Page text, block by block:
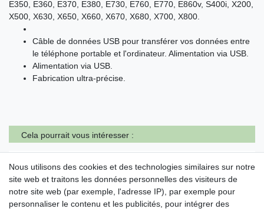
E350, E360, E370, E380, E730, E760, E770, E860v, S400i, X200,
X500, X630, X650, X660, X670, X680, X700, X800.
Câble de données USB pour transférer vos données entre
le téléphone portable et l'ordinateur. Alimentation via USB.
Alimentation via USB.
Fabrication ultra-précise.
Cela pourrait vous intéresser :
Samsung SGH-A300 A388 A400 A800 C100
C200N C210 D410 D500 D600 D710 E100 E300
E310 E330
11,95 € *
Nous utilisons des cookies et des technologies similaires sur notre
site web et traitons les données personnelles des visiteurs de
notre site web (par exemple, l'adresse IP), par exemple pour
personnaliser le contenu et les publicités, pour intégrer des